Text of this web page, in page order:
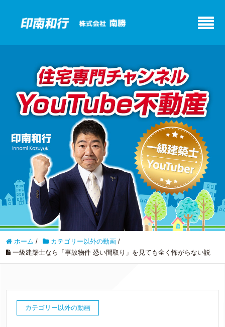
ホーム / カテゴリー以外の動画 /
一級建築士なら「事故物件 恐い間取り」を見ても全く怖がらない説
カテゴリー以外の動画